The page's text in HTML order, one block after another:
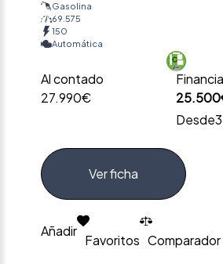
Gasolina
69.575
150
Automática
Al contado
27.990€
Desde
Ver ficha
Añadir
Favoritos Comparador